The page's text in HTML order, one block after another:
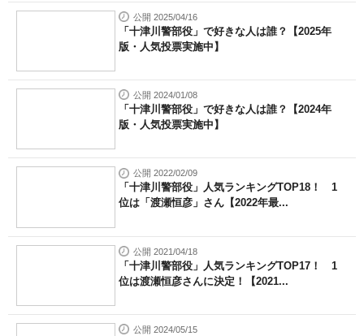
公開 2025/04/16
「十津川警部役」で好きな人は誰？【2025年
版・人気投票実施中】
公開 2024/01/08
「十津川警部役」で好きな人は誰？【2024年
版・人気投票実施中】
公開 2022/02/09
「十津川警部役」人気ランキングTOP18！ 1
位は「渡瀬恒彦」さん【2022年最...
公開 2021/04/18
「十津川警部役」人気ランキングTOP17！ 1
位は渡瀬恒彦さんに決定！【2021...
公開 2024/05/15